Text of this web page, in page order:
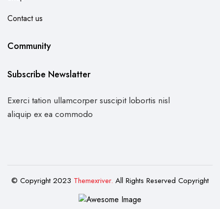
Contact us
Community
Subscribe Newslatter
Exerci tation ullamcorper suscipit lobortis nisl
aliquip ex ea commodo
© Copyright 2023 Themexriver. All Rights Reserved Copyright